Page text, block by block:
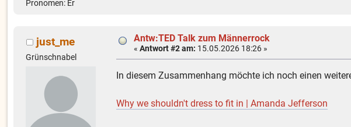
Pronomen: Er
just_me
Grünschnabel
Antw:TED Talk zum Männerrock
«Antwort #2 am: 15.05.2026 18:26 »
In diesem Zusammenhang möchte ich noch einen
Why we shouldn't dress to fit in | Amanda Jefferson